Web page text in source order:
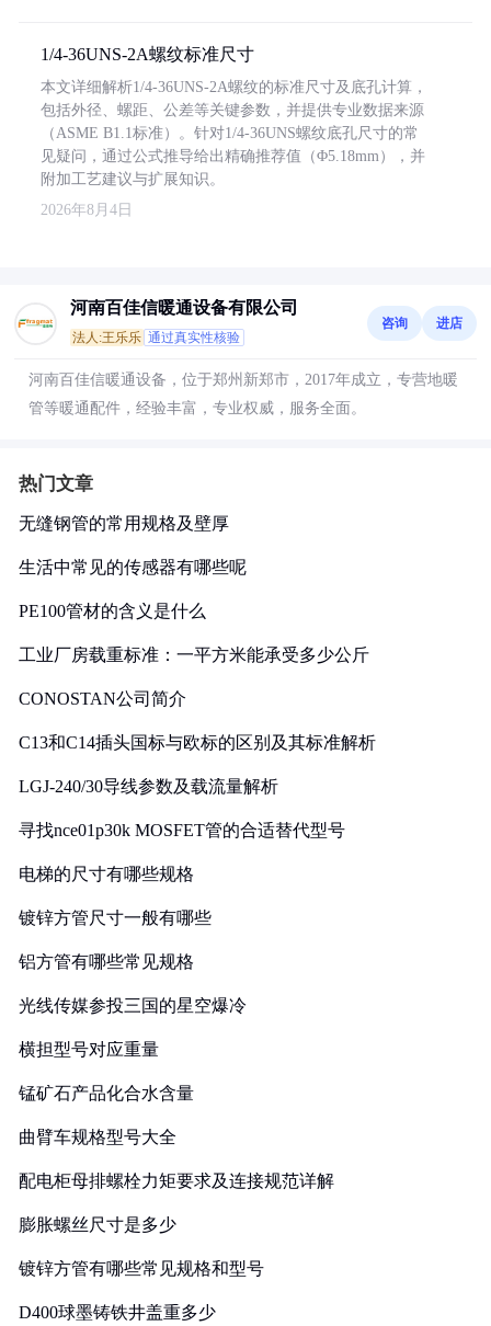
1/4-36UNS-2A螺纹标准尺寸
本文详细解析1/4-36UNS-2A螺纹的标准尺寸及底孔计算，
包括外径、螺距、公差等关键参数，并提供专业数据来源
（ASME B1.1标准）。针对1/4-36UNS螺纹底孔尺寸的常
见疑问，通过公式推导给出精确推荐值（Φ5.18mm），并
附加工艺建议与扩展知识。
2026年8月4日
河南百佳信暖通设备有限公司
法人:王乐乐 通过真实性核验
咨询 进店
河南百佳信暖通设备，位于郑州新郑市，2017年成立，专营地暖
管等暖通配件，经验丰富，专业权威，服务全面。
热门文章
无缝钢管的常用规格及壁厚
生活中常见的传感器有哪些呢
PE100管材的含义是什么
工业厂房载重标准：一平方米能承受多少公斤
CONOSTAN公司简介
C13和C14插头国标与欧标的区别及其标准解析
LGJ-240/30导线参数及载流量解析
寻找nce01p30k MOSFET管的合适替代型号
电梯的尺寸有哪些规格
镀锌方管尺寸一般有哪些
铝方管有哪些常见规格
光线传媒参投三国的星空爆冷
横担型号对应重量
锰矿石产品化合水含量
曲臂车规格型号大全
配电柜母排螺栓力矩要求及连接规范详解
膨胀螺丝尺寸是多少
镀锌方管有哪些常见规格和型号
D400球墨铸铁井盖重多少